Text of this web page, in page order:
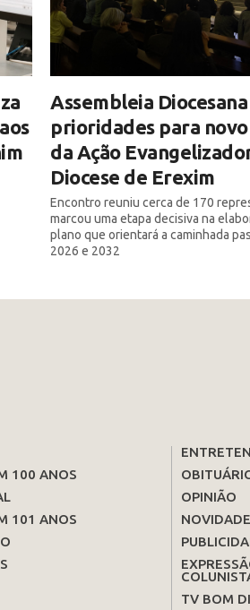
Assembleia
prioridades para
da Ação
Diocese de Erexim
Encontro reuniu cerca de 170
marcou uma etapa decisiva na
plano que orientará a caminhada
2026 e 2032
100 ANOS
101 ANOS
OPINIÃO
TV BOM